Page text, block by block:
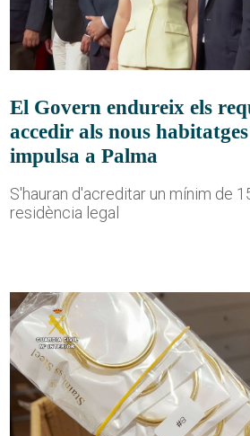
El Govern endureix els
accedir als nous
impulsa a Palma
S'hauran d'acreditar un mínim de
residència legal